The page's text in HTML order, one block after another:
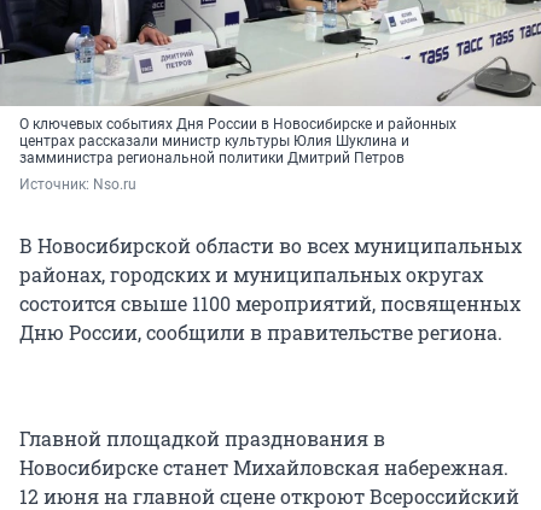
О ключевых событиях Дня России в Новосибирске и районных
центрах рассказали министр культуры Юлия Шуклина и
замминистра региональной политики Дмитрий Петров
Источник: Nso.ru
В Новосибирской области во всех муниципальных
районах, городских и муниципальных округах
состоится свыше 1100 мероприятий, посвященных
Дню России, сообщили в правительстве региона.
Главной площадкой празднования в
Новосибирске станет Михайловская набережная.
12 июня на главной сцене откроют Всероссийский